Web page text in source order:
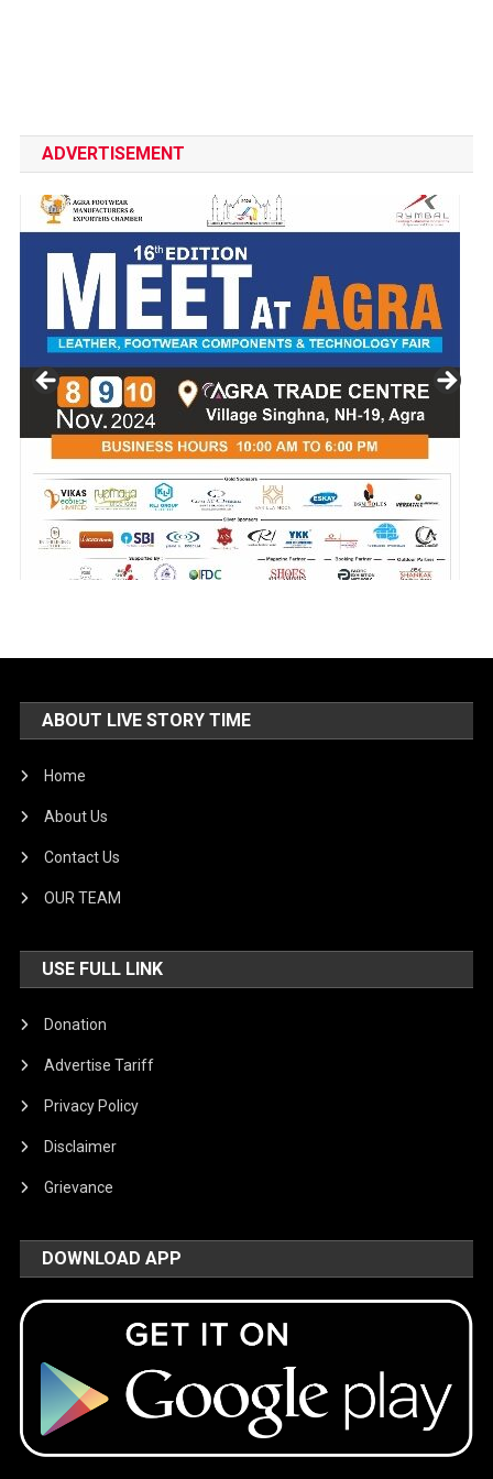
ADVERTISEMENT
ABOUT LIVE STORY TIME
Home
About Us
Contact Us
OUR TEAM
USE FULL LINK
Donation
Advertise Tariff
Privacy Policy
Disclaimer
Grievance
DOWNLOAD APP